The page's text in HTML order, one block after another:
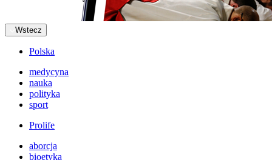
Wstecz
Polska
medycyna
nauka
polityka
sport
Prolife
aborcja
bioetyka